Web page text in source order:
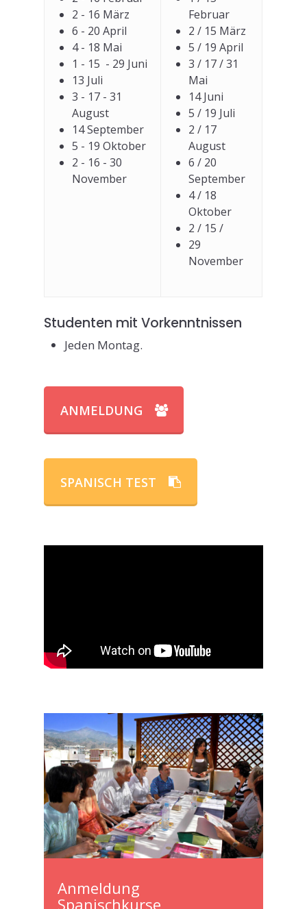
2 - 16 März
6 - 20 April
4 - 18 Mai
1 - 15 - 29 Juni
13 Juli
3 - 17 - 31
August
14 September
5 - 19 Oktober
2 - 16 - 30
November
Februar
2 / 15 März
5 / 19 April
3 / 17 / 31
Mai
14 Juni
5 / 19 Juli
2 / 17
August
6 / 20
September
4 / 18
Oktober
2 / 15 /
29
November
Studenten mit Vorkenntnissen
Jeden Montag.
ANMELDUNG
SPANISCH TEST
Anmeldung
Spanischkurse